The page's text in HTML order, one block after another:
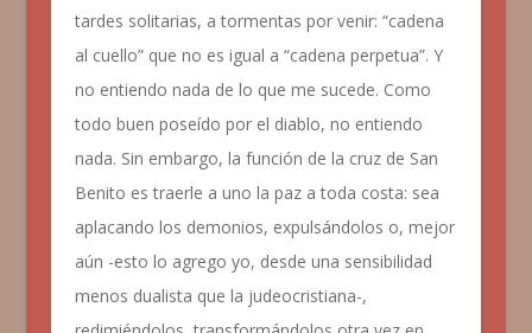
tardes solitarias, a tormentas por venir: “cadena
al cuello” que no es igual a “cadena perpetua”. Y
no entiendo nada de lo que me sucede. Como
todo buen poseído por el diablo, no entiendo
nada. Sin embargo, la función de la cruz de San
Benito es traerle a uno la paz a toda costa: sea
aplacando los demonios, expulsándolos o, mejor
aún -esto lo agrego yo, desde una sensibilidad
menos dualista que la judeocristiana-,